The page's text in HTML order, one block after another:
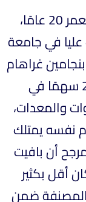
في عام 1950، كان بافيت يبلغ من العمر 20 عامًا،
في جامعة
غراهام
يُدرِّس هناك. اشترى بافيت ووالده 25 سهمًا في
والمعدات،
نفسه يمتلك
أن بافيت
أقل بكثير
المصنفة ضمن